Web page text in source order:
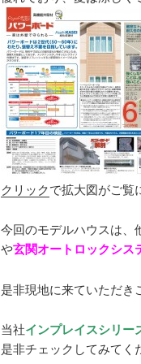
クリックで拡大図がご覧
今回のモデルハウスは、
や玄関オートロックシス
是非現地に来ていただき
当社インプレイスシリー
是非チェックしてみてく